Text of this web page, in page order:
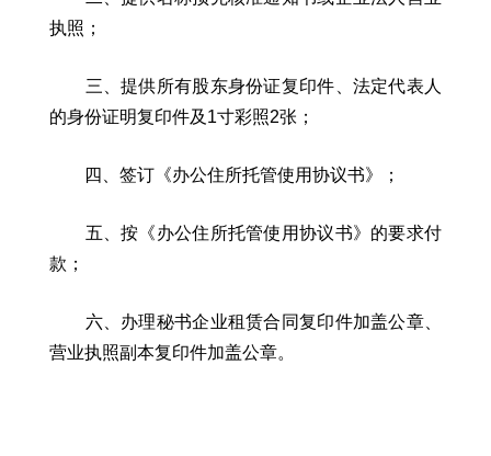
执照；
三、提供所有股东身份证复印件、法定代表人
的身份证明复印件及1寸彩照2张；
四、签订《办公住所托管使用协议书》；
五、按《办公住所托管使用协议书》的要求付
款；
六、办理秘书企业租赁合同复印件加盖公章、
营业执照副本复印件加盖公章。